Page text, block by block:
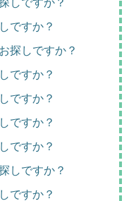
ですか？
探しですか？
ですか？
ですか？
ですか？
ですか？
しですか？
ですか？